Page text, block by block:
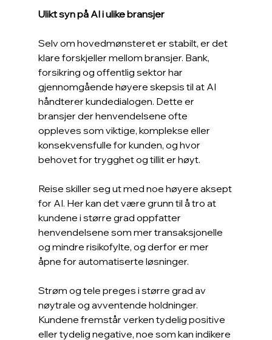
Ulikt syn på AI i ulike bransjer
Selv om hovedmønsteret er stabilt, er det
klare forskjeller mellom bransjer. Bank,
forsikring og offentlig sektor har
gjennomgående høyere skepsis til at AI
håndterer kundedialogen. Dette er
bransjer der henvendelsene ofte
oppleves som viktige, komplekse eller
konsekvensfulle for kunden, og hvor
behovet for trygghet og tillit er høyt.
Reise skiller seg ut med noe høyere aksept
for AI. Her kan det være grunn til å tro at
kundene i større grad oppfatter
henvendelsene som mer transaksjonelle
og mindre risikofylte, og derfor er mer
åpne for automatiserte løsninger.
Strøm og tele preges i større grad av
nøytrale og avventende holdninger.
Kundene fremstår verken tydelig positive
eller tydelig negative, noe som kan indikere